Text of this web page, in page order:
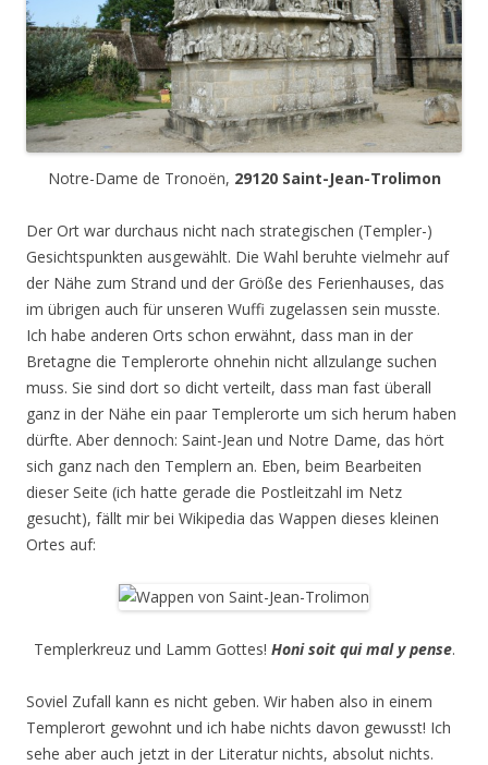
Notre-Dame de Tronoën, 29120 Saint-Jean-Trolimon
Der Ort war durchaus nicht nach strategischen (Templer-)
Gesichtspunkten ausgewählt. Die Wahl beruhte vielmehr auf
der Nähe zum Strand und der Größe des Ferienhauses, das
im übrigen auch für unseren Wuffi zugelassen sein musste.
Ich habe anderen Orts schon erwähnt, dass man in der
Bretagne die Templerorte ohnehin nicht allzulange suchen
muss. Sie sind dort so dicht verteilt, dass man fast überall
ganz in der Nähe ein paar Templerorte um sich herum haben
dürfte. Aber dennoch: Saint-Jean und Notre Dame, das hört
sich ganz nach den Templern an. Eben, beim Bearbeiten
dieser Seite (ich hatte gerade die Postleitzahl im Netz
gesucht), fällt mir bei Wikipedia das Wappen dieses kleinen
Ortes auf:
Templerkreuz und Lamm Gottes! Honi soit qui mal y pense.
Soviel Zufall kann es nicht geben. Wir haben also in einem
Templerort gewohnt und ich habe nichts davon gewusst! Ich
sehe aber auch jetzt in der Literatur nichts, absolut nichts.